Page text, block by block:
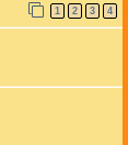
1 2 3 4